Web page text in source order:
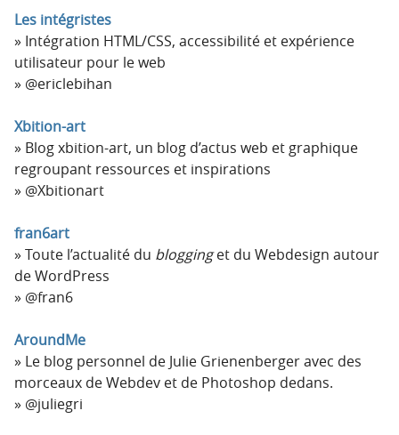
Les intégristes
Intégration HTML/CSS, accessibilité et expérience
utilisateur pour le web
@ericlebihan
Xbition-art
Blog xbition-art, un blog d’actus web et graphique
regroupant ressources et inspirations
@Xbitionart
fran6art
Toute l’actualité du blogginget du Webdesign autour
de WordPress
@fran6
AroundMe
Le blog personnel de Julie Grienenberger avec des
morceaux de Webdev et de Photoshop dedans.
@juliegri